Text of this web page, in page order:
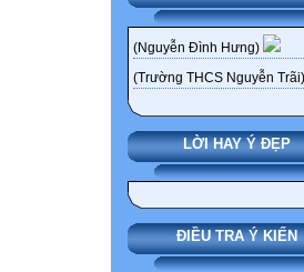
(Nguyễn Đình Hưng)
(Trường THCS Nguyễn Trãi)
LỜI HAY Ý ĐẸP
ĐIỀU TRA Ý KIẾN